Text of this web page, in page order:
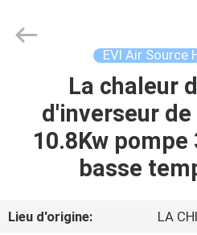
MAISON
Saving
Technology
EVI Air Source
La chaleur
d'inverseur de
10.8Kw pompe
basse
Lieu d'origine:
LA